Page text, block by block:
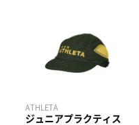
ATHLETA
ジュニアプラクティス